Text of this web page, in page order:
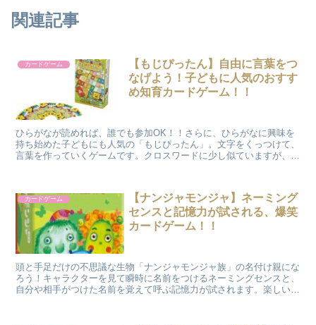
関連記事
カードゲーム
【もじぴったん】自由に言葉をつ
なげよう！子どもに人気のおすす
め知育カードゲーム！！
ひらがなが読めれば、誰でも参加OK！！さらに、ひらがなに興味を
持ち始めた子どもにも人気の「もじぴったん」。文字をくっつけて、
言葉を作っていくゲームです。クロスワードに少し似ていますが、よ
カードゲーム
【ナンジャモンジャ】ネーミング
センスと記憶力が試される、爆笑
カードゲーム！！
頭と手足だけの不思議な生物「ナンジャモンジャ族」の名付け親にな
ろう！キャラクターを見て瞬時に名前をつけるネーミングセンスと、
自分や相手がつけた名前を覚えて呼ぶ記憶力が試されます。楽しい名